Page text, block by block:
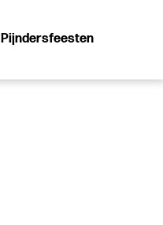
Pijndersfeesten